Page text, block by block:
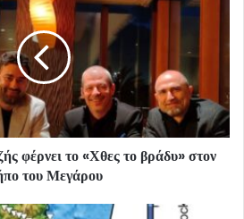
φέρνει το «Χθες το βράδυ» στον
του Μεγάρου